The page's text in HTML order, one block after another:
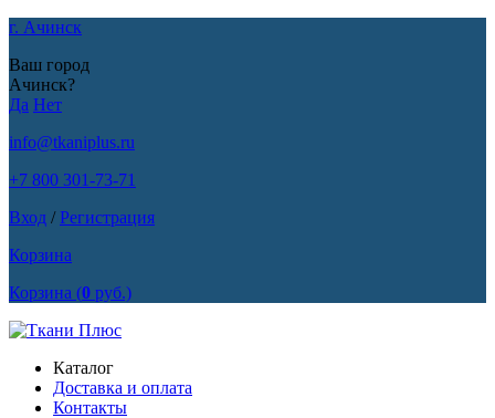
г. Ачинск
Ваш город
Ачинск?
Да Нет
info@tkaniplus.ru
+7 800 301-73-71
Вход /Регистрация
Корзина
Корзина (0 руб.)
Каталог
Доставка и оплата
Контакты